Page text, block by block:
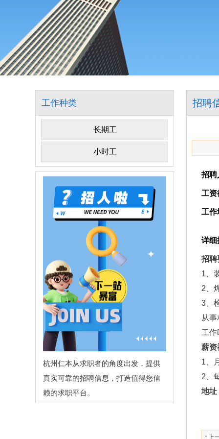
工作种类
长期工
小时工
杭州仁本从求职者的角度出发，提供
真实可靠的招聘信息，打造值得您信
赖的求职平台。
招聘
招聘
工资
工作
详细
招聘
1、
2、
3、
从
工
薪资
1、
2、
地址
↑上